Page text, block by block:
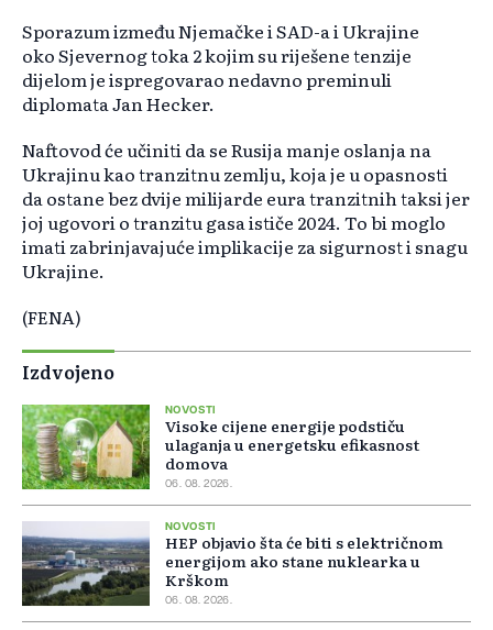
Sporazum između Njemačke i SAD-a i Ukrajine
oko Sjevernog toka 2 kojim su riješene tenzije
dijelom je ispregovarao nedavno preminuli
diplomata Jan Hecker.
Naftovod će učiniti da se Rusija manje oslanja na
Ukrajinu kao tranzitnu zemlju, koja je u opasnosti
da ostane bez dvije milijarde eura tranzitnih taksi jer
joj ugovori o tranzitu gasa ističe 2024. To bi moglo
imati zabrinjavajuće implikacije za sigurnost i snagu
Ukrajine.
(FENA)
Izdvojeno
NOVOSTI
Visoke cijene energije podstiču
ulaganja u energetsku efikasnost
domova
06. 08. 2026.
NOVOSTI
HEP objavio šta će biti s električnom
energijom ako stane nuklearka u
Krškom
06. 08. 2026.